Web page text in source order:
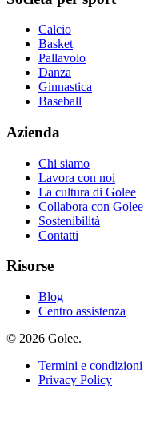
Calcio
Basket
Pallavolo
Danza
Ginnastica
Baseball
Azienda
Chi siamo
Lavora con noi
La cultura di Golee
Collabora con Golee
Sostenibilità
Contatti
Risorse
Blog
Centro assistenza
© 2026 Golee.
Termini e condizioni
Privacy Policy